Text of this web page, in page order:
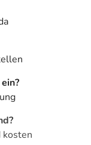
kosten